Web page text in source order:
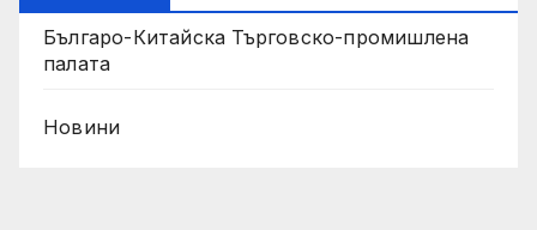
Българо-Китайска Търговско-промишлена
палaта
Новини